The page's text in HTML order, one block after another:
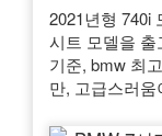
2021년형 740i
시트 모델을
기준, bmw 최
만, 고급스러